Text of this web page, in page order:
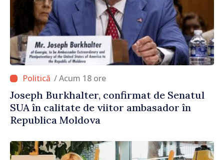
/ Acum 18 ore
Joseph Burkhalter, confirmat de Senatul
SUA în calitate de viitor ambasador în
Republica Moldova